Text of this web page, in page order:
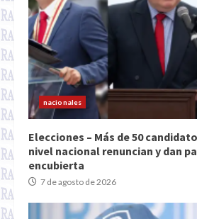
nacionales
Elecciones – Más de 50
nivel nacional renuncian y dan
encubierta
7 de agosto de 2026